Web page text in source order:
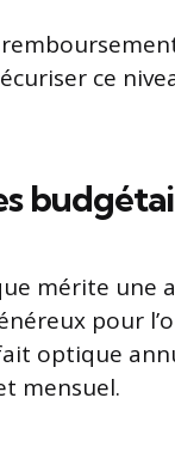
ce
mérite une
pour
optique
mensuel.